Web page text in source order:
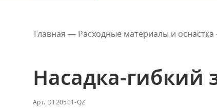
Главная Расходные материалы и оснастка
Насадка-гибкий
Арт. DT20501-QZ